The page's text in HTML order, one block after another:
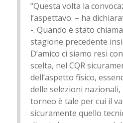
“Questa volta la
l’aspettavo. – ha
-. Quando è stato
stagione precedente
D’amico ci siamo resi
scelta, nel CQR
dell’aspetto fisico,
delle selezioni nazionali,
torneo è tale per cui il
sicuramente quello